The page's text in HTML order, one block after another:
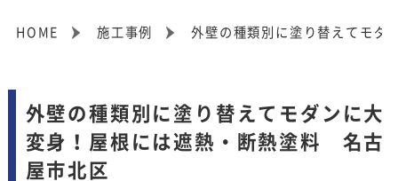
HOME 施工事例 外壁の種類別に塗り替えてモ
外壁の種類別に塗り替えてモダンに大
変身！屋根には遮熱・断熱塗料 名古
屋市北区